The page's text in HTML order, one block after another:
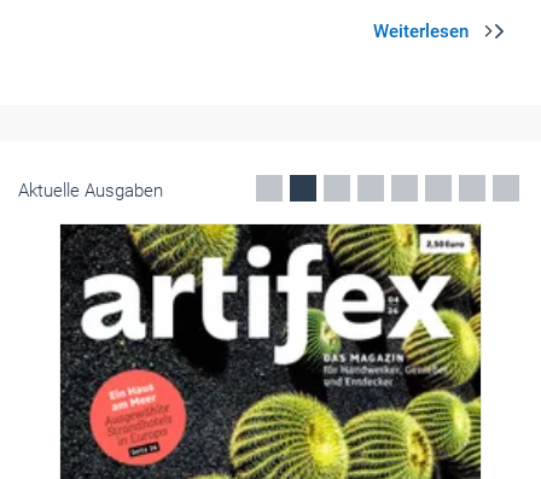
Aktuelle Ausgaben